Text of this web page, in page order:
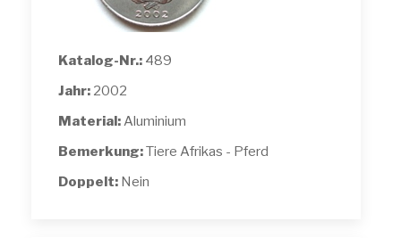
Katalog-Nr.: 489
Jahr: 2002
Material:Aluminium
Bemerkung:Tiere Afrikas - Pferd
Doppelt: Nein